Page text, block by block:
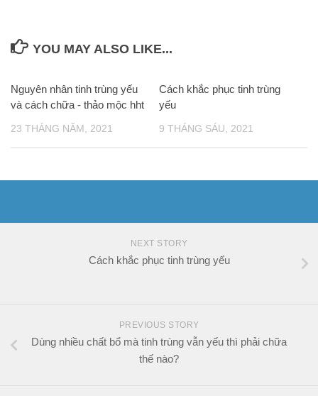
YOU MAY ALSO LIKE...
Nguyên nhân tinh trùng yếu
và cách chữa - thảo mộc hht
23 THÁNG NĂM, 2021
Cách khắc phục tinh trùng
yếu
9 THÁNG SÁU, 2021
NEXT STORY
Cách khắc phục tinh trùng yếu
PREVIOUS STORY
Dùng nhiều chất bổ mà tinh trùng vẫn yếu thì phải chữa
thế nào?